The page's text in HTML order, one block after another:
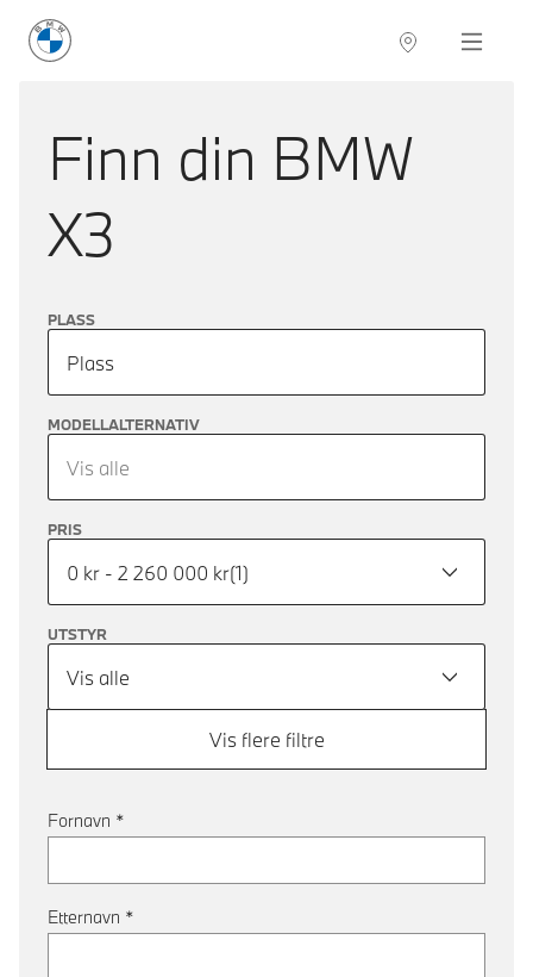
BMW Norge Navigation
Finn din BMW
X3
PLASS
Plass
MODELLALTERNATIV
Vis alle
PRIS
0 kr - 2 260 000 kr(1)
UTSTYR
Vis alle
Vis flere filtre
Fornavn *
Etternavn *